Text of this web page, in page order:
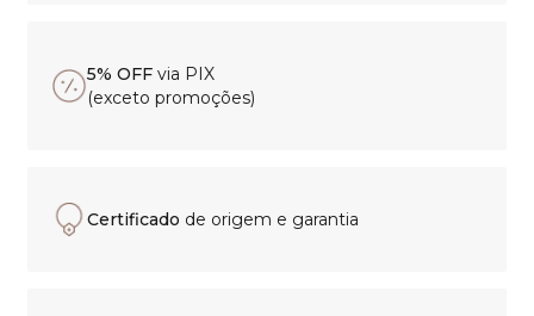
5% OFF via PIX
(exceto promoções)
Certificado de origem e garantia